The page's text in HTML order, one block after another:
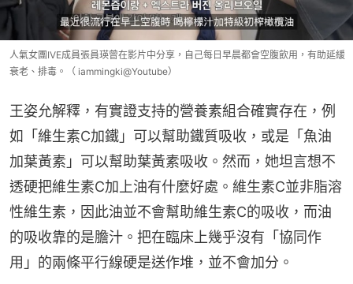
人氣女團IVE成員張員瑛曾在影片中分享，自己每日早晨都會空腹飲用，有助延緩
衰老、排毒。（ iammingki@Youtube）
王姿允解釋，有實證支持的營養素組合確實存在，例
如「維生素C加鐵」可以幫助鐵質吸收，或是「魚油
加葉黃素」可以幫助葉黃素吸收。然而，她坦言想不
透硬把維生素C加上油有什麼好處。維生素C並非脂溶
性維生素，因此油並不會幫助維生素C的吸收，而油
的吸收靠的是膽汁。把在臨床上幾乎沒有「協同作
用」的兩條平行線硬是送作堆，並不會加分。